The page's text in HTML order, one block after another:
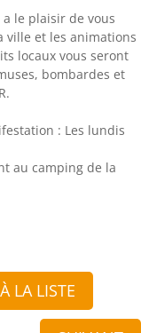
le plaisir de vous
ville et les animations
locaux vous seront
bombardes et
: Les lundis
au camping de la
LA LISTE